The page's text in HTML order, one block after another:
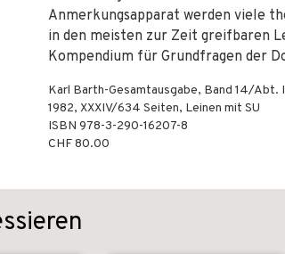
Anmerkungsapparat werden viele
in den meisten zur Zeit greifbaren
Kompendium für Grundfragen der
Karl Barth-Gesamtausgabe, Band 14/Abt.
1982, XXXIV/634 Seiten, Leinen mit SU
ISBN 978-3-290-16207-8
CHF 80.00